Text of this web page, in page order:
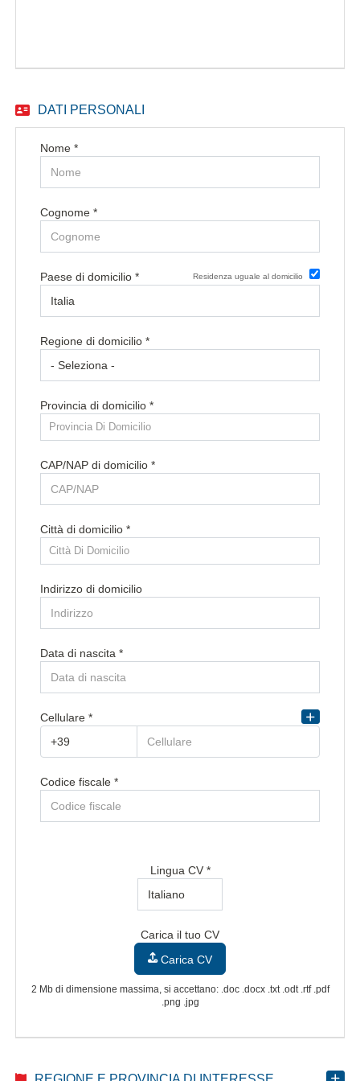
IT
DE
ES
PT
DATI PERSONALI
Nome *
Cognome *
Paese di domicilio * Residenza uguale al domicilio
Regione di domicilio *
Provincia di domicilio *
Provincia Di Domicilio
CAP/NAP di domicilio *
Città di domicilio *
Città Di Domicilio
Indirizzo di domicilio
Provincia/Cantone Di Residenza
Città Di Residenza
Data di nascita *
Cellulare *
Codice fiscale *
Lingua CV *
Carica il tuo CV
Carica CV
2 Mb di dimensione massima, si accettano: .doc .docx .txt .odt .rtf .pdf
.png .jpg